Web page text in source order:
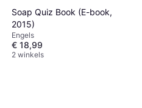
Soap Quiz Book (E-book,
2015)
Engels
€ 18,99
2 winkels